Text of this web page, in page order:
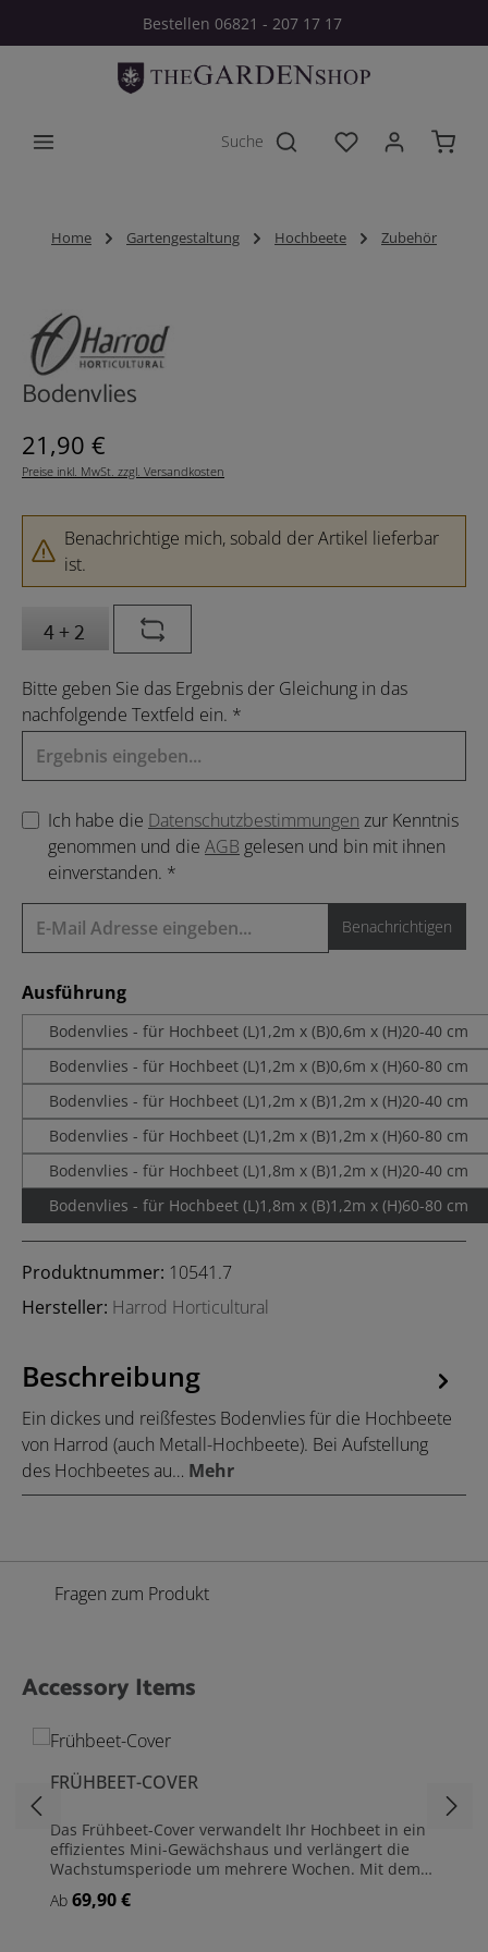
Zum Hauptinhalt springenBestellen 06821 - 207 17 17
Du hast 0
Home Gartengestaltung Hochbeete Zubehör
Bodenvlies
Regulärer Preis:
21,90 €
Preise inkl. MwSt. zzgl. Versandkosten
Benachrichtige mich, sobald der Artikel lieferbar
ist.
Bitte geben Sie das Ergebnis der Gleichung in das
nachfolgende Textfeld ein. *
Ich habe die Datenschutzbestimmungen zur Kenntnis
genommen und die AGB gelesen und bin mit ihnen
einverstanden. *
Benachrichtigen
Ausführungauswählen
Bodenvlies - für Hochbeet (L)1,2m x (B)0,6m x (H)20-40 cm
Bodenvlies - für Hochbeet (L)1,2m x (B)0,6m x (H)60-80 cm
Bodenvlies - für Hochbeet (L)1,2m x (B)1,2m x (H)20-40 cm
Bodenvlies - für Hochbeet (L)1,2m x (B)1,2m x (H)60-80 cm
Bodenvlies - für Hochbeet (L)1,8m x (B)1,2m x (H)20-40 cm
Bodenvlies - für Hochbeet (L)1,8m x (B)1,2m x (H)60-80 cm
Produktnummer: 10541.7
Hersteller: Harrod Horticultural
Beschreibung
Ein dickes und reißfestes Bodenvlies für die Hochbeete
von Harrod (auch Metall-Hochbeete). Bei Aufstellung
des Hochbeetes au… Mehr
Fragen zum Produkt
Produktgalerie überspringen
Accessory Items
FRÜHBEET-COVER
Das Frühbeet-Cover verwandelt Ihr Hochbeet in ein
effizientes Mini-Gewächshaus und verlängert die
Wachstumsperiode um mehrere Wochen. Mit dem
durchgehenden Reißverschluss ist der Zugang zu
den Pflanzen bequem von beiden Seiten möglich.
Regulärer Preis:
Ab 69,90 €